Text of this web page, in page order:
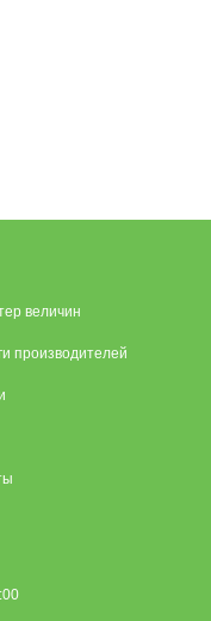
величин
производителей